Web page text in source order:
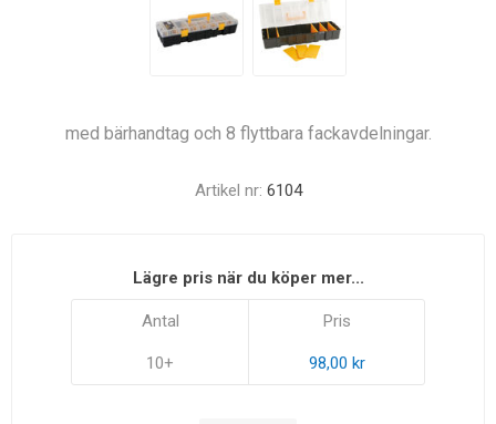
med bärhandtag och 8 flyttbara fackavdelningar.
Artikel nr: 6104
Lägre pris när du köper mer...
Antal
10+
Pris
98,00 kr